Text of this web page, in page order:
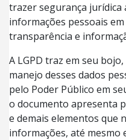
trazer segurança jurídica
informações pessoais
transparência e
A LGPD traz em seu
manejo desses dados
pelo Poder Público em
o documento apresenta
e demais elementos que
informações, até mesmo